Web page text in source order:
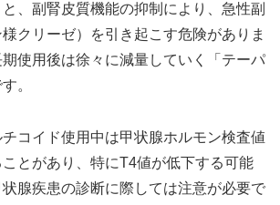
、副腎皮質機能の抑制により、急性副
様クリーゼ）を引き起こす危険がありま
使用後は徐々に減量していく「テーパ
。
コイド使用中は甲状腺ホルモン検査値
とがあり、特にT4値が低下する可能
腺疾患の診断に際しては注意が必要で